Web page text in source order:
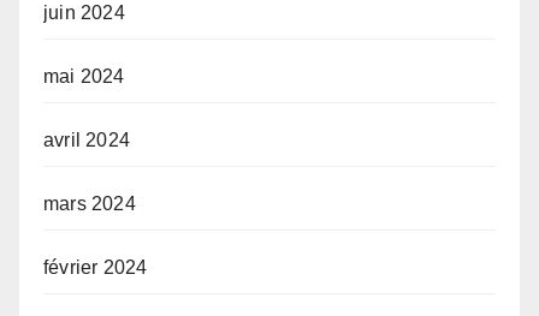
juin 2024
mai 2024
avril 2024
mars 2024
février 2024